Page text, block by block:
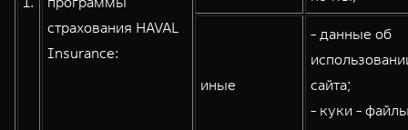
WEY 80
от 8 099 000 ₽
страхования HAVAL
Insurance:
иные
- данные об
сайта;
- куки -